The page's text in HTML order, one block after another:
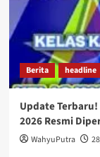
Berita headline
Update Terbaru!
2026 Resmi
WahyuPutra